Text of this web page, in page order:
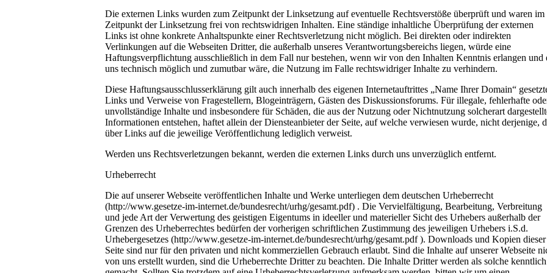
Die externen Links wurden zum Zeitpunkt der Linksetzung auf eventuelle Rechtsverstöße überprüft und waren im
Zeitpunkt der Linksetzung frei von rechtswidrigen Inhalten. Eine ständige inhaltliche Überprüfung der externen
Links ist ohne konkrete Anhaltspunkte einer Rechtsverletzung nicht möglich. Bei direkten oder indirekten
Verlinkungen auf die Webseiten Dritter, die außerhalb unseres Verantwortungsbereichs liegen, würde eine
Haftungsverpflichtung ausschließlich in dem Fall nur bestehen, wenn wir von den Inhalten Kenntnis erlangen und
uns technisch möglich und zumutbar wäre, die Nutzung im Falle rechtswidriger Inhalte zu verhindern.
Diese Haftungsausschlusserklärung gilt auch innerhalb des eigenen Internetauftrittes „Name Ihrer Domain“
Links und Verweise von Fragestellern, Blogeinträgern, Gästen des Diskussionsforums. Für illegale, fehlerhafte
unvollständige Inhalte und insbesondere für Schäden, die aus der Nutzung oder Nichtnutzung solcherart
Informationen entstehen, haftet allein der Diensteanbieter der Seite, auf welche verwiesen wurde, nicht derjenige,
über Links auf die jeweilige Veröffentlichung lediglich verweist.
Werden uns Rechtsverletzungen bekannt, werden die externen Links durch uns unverzüglich entfernt.
Urheberrecht
Die auf unserer Webseite veröffentlichen Inhalte und Werke unterliegen dem deutschen Urheberrecht
(http://www.gesetze-im-internet.de/bundesrecht/urhg/gesamt.pdf) . Die Vervielfältigung, Bearbeitung, Verbreitung
und jede Art der Verwertung des geistigen Eigentums in ideeller und materieller Sicht des Urhebers außerhalb der
Grenzen des Urheberrechtes bedürfen der vorherigen schriftlichen Zustimmung des jeweiligen Urhebers i.S.d.
Urhebergesetzes (http://www.gesetze-im-internet.de/bundesrecht/urhg/gesamt.pdf ). Downloads und Kopien dieser
Seite sind nur für den privaten und nicht kommerziellen Gebrauch erlaubt. Sind die Inhalte auf unserer Webseite
von uns erstellt wurden, sind die Urheberrechte Dritter zu beachten. Die Inhalte Dritter werden als solche kenntlich